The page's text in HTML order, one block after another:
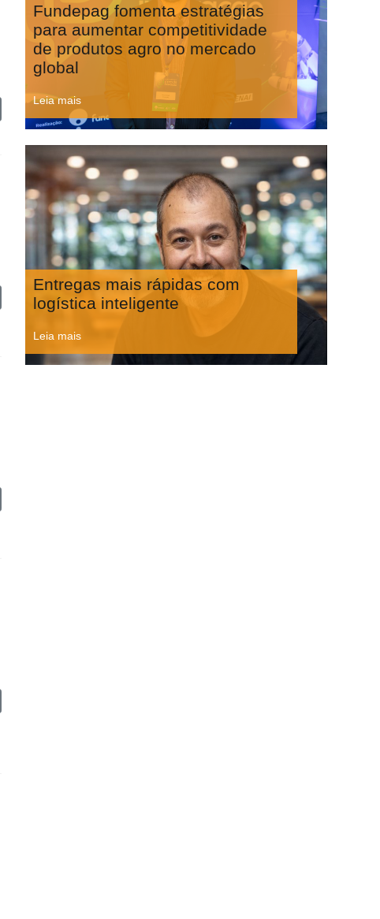
Fundepag fomenta estratégias
para aumentar competitividade
de produtos agro no mercado
global
Leia mais
Entregas mais rápidas com
logística inteligente
Leia mais